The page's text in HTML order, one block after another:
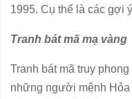
1995. Cụ thể là các gợi
Tranh bát mã mạ vàng
Tranh bát mã truy
những người mệnh